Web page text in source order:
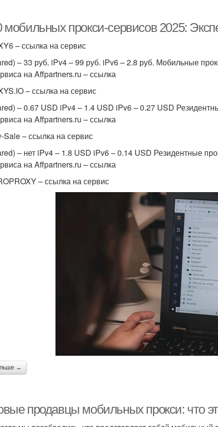
мобильных прокси-сервисов 2025:
– ссылка на сервис
– 33 руб. iPv4 – 99 руб. iPv6 – 2.8 руб. Мобильные
на Affpartners.ru – ссылка
– ссылка на сервис
– 0.67 USD iPv4 – 1.4 USD iPv6 – 0.27 USD
на Affpartners.ru – ссылка
– ссылка на сервис
– нет iPv4 – 1.8 USD iPv6 – 0.14 USD Резидентные
на Affpartners.ru – ссылка
– ссылка на сервис
→
продавцы мобильных прокси: что